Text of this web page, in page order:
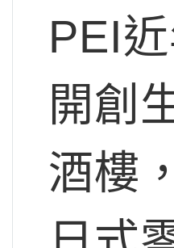
PEI
開創
酒樓